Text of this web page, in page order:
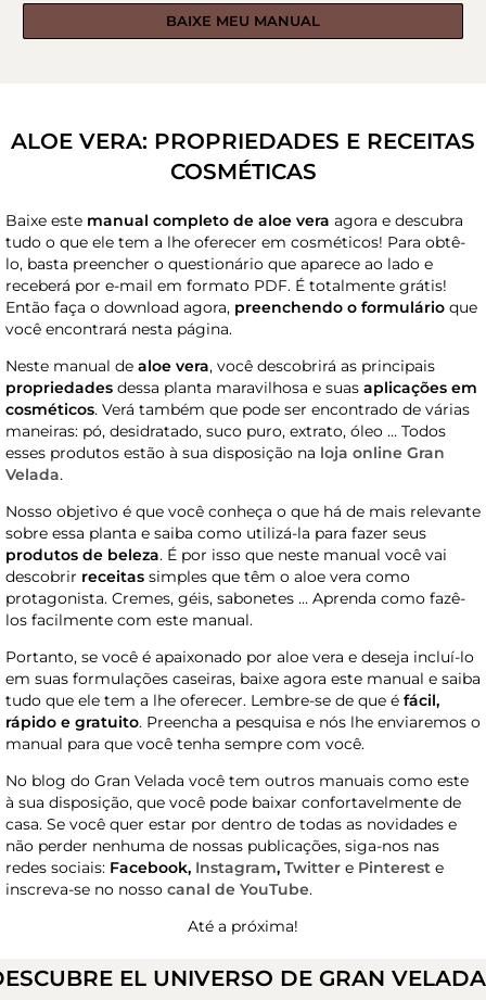
BAIXE MEU MANUAL
ALOE VERA: PROPRIEDADES E RECEITAS
COSMÉTICAS
Baixe este manual completo de aloe vera agora e descubra
tudo o que ele tem a lhe oferecer em cosméticos! Para obtê-
lo, basta preencher o questionário que aparece ao lado e
receberá por e-mail em formato PDF. É totalmente grátis!
Então faça o download agora, preenchendo o formulário que
você encontrará nesta página.
Neste manual de aloe vera, você descobrirá as principais
propriedades dessa planta maravilhosa e suas aplicações em
cosméticos. Verá também que pode ser encontrado de várias
maneiras: pó, desidratado, suco puro, extrato, óleo … Todos
esses produtos estão à sua disposição na loja online Gran
Velada.
Nosso objetivo é que você conheça o que há de mais relevante
sobre essa planta e saiba como utilizá-la para fazer seus
produtos de beleza. É por isso que neste manual você vai
descobrir receitas simples que têm o aloe vera como
protagonista. Cremes, géis, sabonetes … Aprenda como fazê-
los facilmente com este manual.
Portanto, se você é apaixonado por aloe vera e deseja incluí-lo
em suas formulações caseiras, baixe agora este manual e saiba
tudo que ele tem a lhe oferecer. Lembre-se de que é fácil,
rápido e gratuito. Preencha a pesquisa e nós lhe enviaremos o
manual para que você tenha sempre com você.
No blog do Gran Velada você tem outros manuais como este
à sua disposição, que você pode baixar confortavelmente de
casa. Se você quer estar por dentro de todas as novidades e
não perder nenhuma de nossas publicações, siga-nos nas
redes sociais: Facebook, Instagram, Twitter e Pinterest e
inscreva-se no nosso canal de YouTube.
Até a próxima!
EL UNIVERSO DE GRAN VELADA